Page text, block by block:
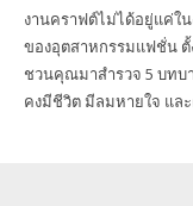
งานคราฟต์ไม่ได้อยู่แค่ใ
ของอุตสาหกรรมแฟชั่น
ชวนคุณมาสำรวจ 5 บทบ
คงมีชีวิต มีลมหายใจ แล